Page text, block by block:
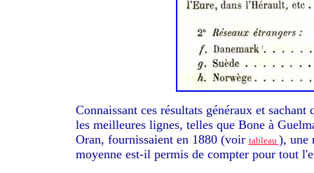
Connaissant ces résultats généraux et
les meilleures lignes, telles que Bone à
Oran, fournissaient en 1880 (voir tableau ), une
moyenne est-il permis de compter pour tout